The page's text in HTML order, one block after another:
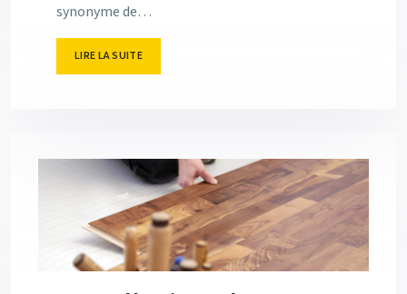
synonyme de…
LIRE LA SUITE